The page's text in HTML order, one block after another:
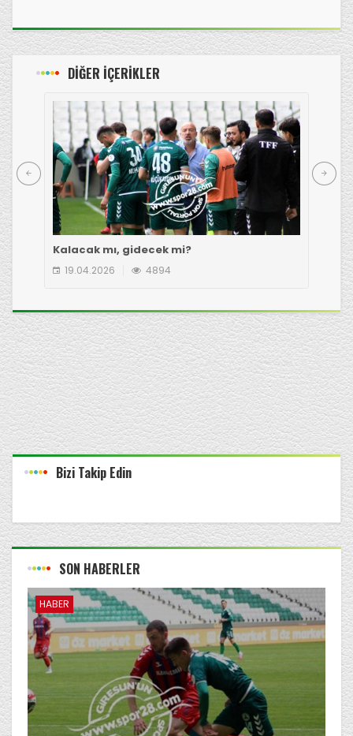
DİĞER İÇERİKLER
Kalacak mı, gidecek mi?
19.04.2026 4894
Bizi Takip Edin
SON HABERLER
HABER